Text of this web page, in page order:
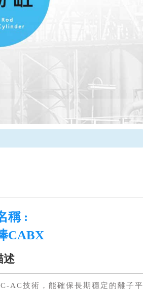
稱 :
CABX
述
AC技術，能確保長期穩定的離子平